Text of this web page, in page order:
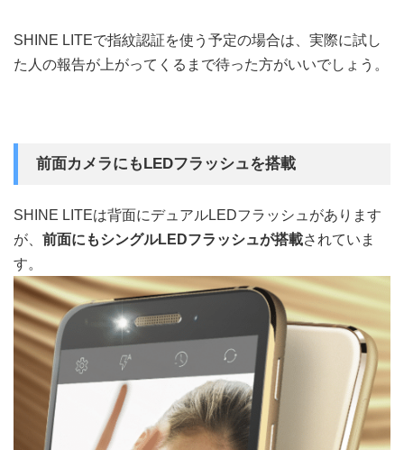
SHINE LITEで指紋認証を使う予定の場合は、実際に試し
た人の報告が上がってくるまで待った方がいいでしょう。
前面カメラにもLEDフラッシュを搭載
SHINE LITEは背面にデュアルLEDフラッシュがあります
が、 前面にもシングルLEDフラッシュが搭載されていま
す。